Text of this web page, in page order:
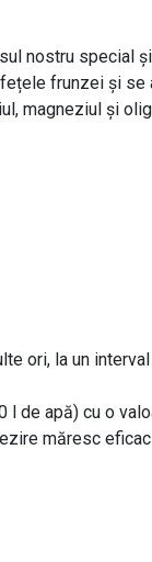
nostru special
frunzei și se
magneziul și
ori, la un
l de apă) cu o
măresc